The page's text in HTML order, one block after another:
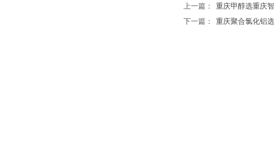
上一篇：
重庆甲醇选重庆
下一篇：
重庆聚合氯化铝